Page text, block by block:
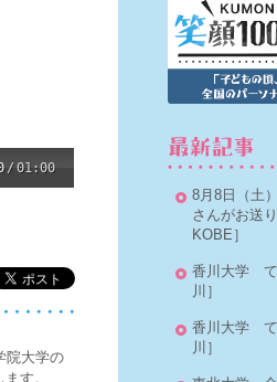
/01:00
院大学の
す。
8月8日（土
さんがお送
KOBE］
香川大学
川］
香川大学
川］